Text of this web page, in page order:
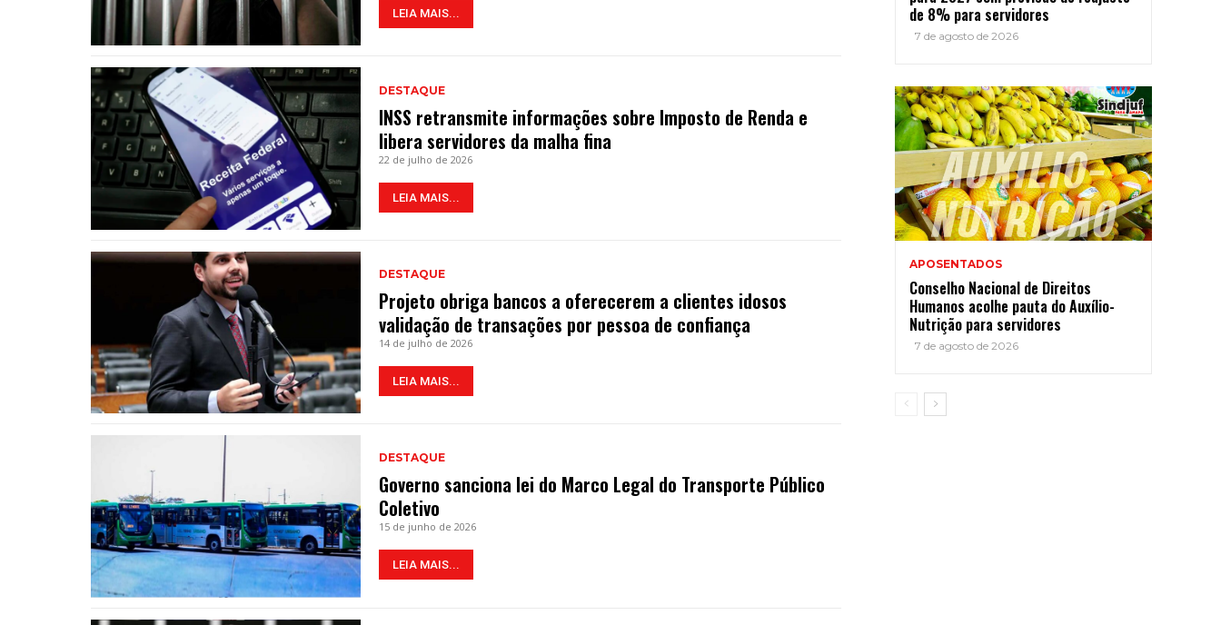
LEIA MAIS...
DESTAQUE
INSS retransmite informações sobre Imposto de Renda e
libera servidores da malha fina
22 de julho de 2026
LEIA MAIS...
DESTAQUE
Projeto obriga bancos a oferecerem a clientes idosos
validação de transações por pessoa de confiança
14 de julho de 2026
LEIA MAIS...
DESTAQUE
Governo sanciona lei do Marco Legal do Transporte Público
Coletivo
15 de junho de 2026
LEIA MAIS...
de 8% para servidores
7 de agosto de 2026
APOSENTADOS
Conselho Nacional de Direitos
Humanos acolhe pauta do Auxílio-
Nutrição para servidores
7 de agosto de 2026